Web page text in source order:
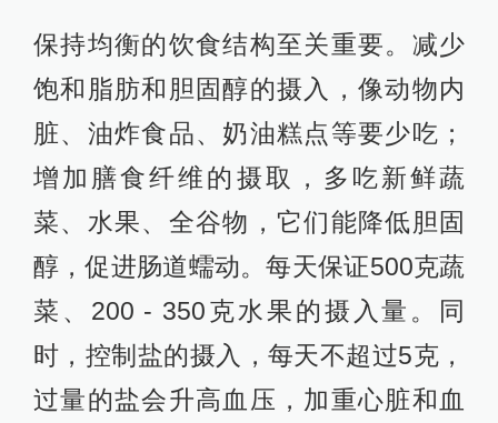
保持均衡的饮食结构至关重要。减少
饱和脂肪和胆固醇的摄入，像动物内
脏、油炸食品、奶油糕点等要少吃；
增加膳食纤维的摄取，多吃新鲜蔬
菜、水果、全谷物，它们能降低胆固
醇，促进肠道蠕动。每天保证500克蔬
菜、200 - 350克水果的摄入量。同
时，控制盐的摄入，每天不超过5克，
过量的盐会升高血压，加重心脏和血